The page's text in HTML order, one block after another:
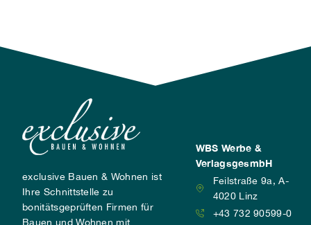
exclusive Bauen & Wohnen ist
Ihre Schnittstelle zu
bonitätsgeprüften Firmen für
Bauen und Wohnen mit
WBS Werbe &
VerlagsgesmbH
Feilstraße 9a, A-
4020 Linz
+43 732 90599-0